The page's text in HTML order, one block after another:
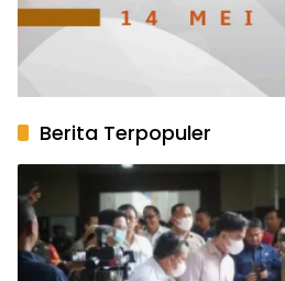
Berita Terpopuler